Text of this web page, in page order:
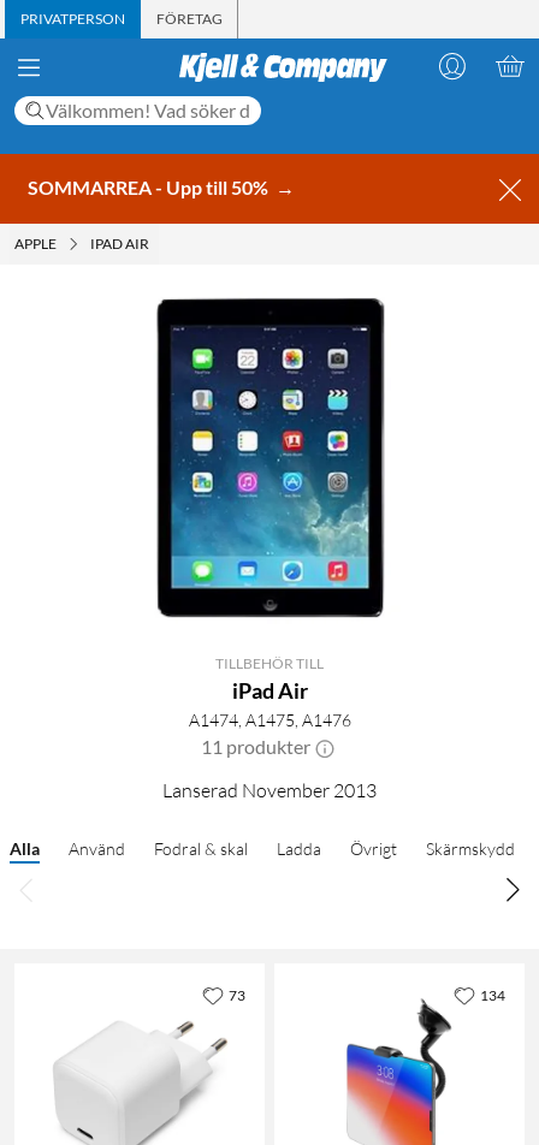
PRIVATPERSON FÖRETAG
SOMMARREA - Upp till 50% →
APPLE IPAD AIR
TILLBEHÖR TILL
iPad Air
A1474, A1475, A1476
11 produkter
Lanserad November 2013
Alla Använd Fodral & skal Ladda Övrigt Skärmskydd
73 134